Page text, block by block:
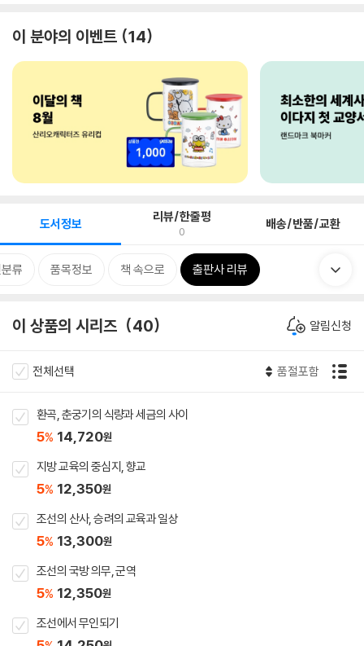
이 분야의 이벤트 14
도서정보 리뷰/한줄평
0 배송/반품/교환
류 품목정보 책 속으로 출판사 리뷰
이 상품의 시리즈 40 알림신청
전체선택 품절포함
환곡, 춘궁기의 식량과 세금의 사이
5% 14,720원
지방 교육의 중심지, 향교
5% 12,350원
조선의 산사, 승려의 교육과 일상
5% 13,300원
조선의 국방 의무, 군역
5% 12,350원
조선에서 무인되기